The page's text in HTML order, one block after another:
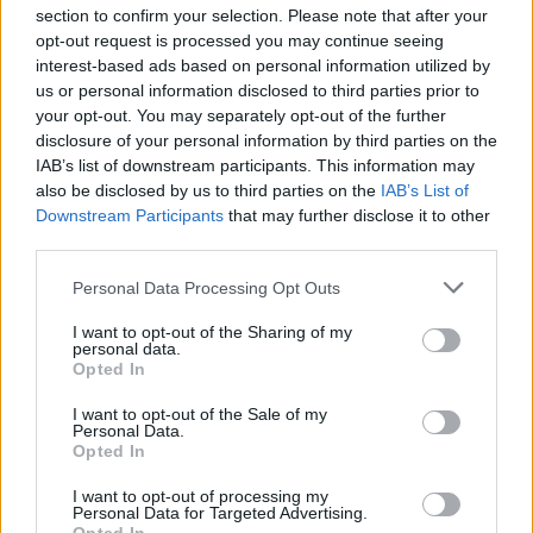
section to confirm your selection. Please note that after your
opt-out request is processed you may continue seeing
interest-based ads based on personal information utilized by
us or personal information disclosed to third parties prior to
your opt-out. You may separately opt-out of the further
disclosure of your personal information by third parties on the
IAB’s list of downstream participants. This information may
also be disclosed by us to third parties on the IAB’s List of
Downstream Participants that may further disclose it to other
Personal Data Processing Opt Outs
I want to opt-out of the Sharing of my
personal data.
Opted In
I want to opt-out of the Sale of my
Personal Data.
Opted In
I want to opt-out of processing my
Personal Data for Targeted Advertising.
kiedy się pojawi?
Riot Games nie ukrywa, żeTFT powstało w 2019 roku
jako szybki eksperyment, „doklejony” naprędce do
silnika i klienta League of Legends. Gra jednak urosła
do takich rozmiarów, że wspólne dzielenie kodu zaczęło
przypominać mieszkanie z dorosłym rodzeństwem w
jednym pokoju – deweloperzy LoL-a musieli uważać, by
ich nowe postacie nie psuły aren w TFT, i na odwrót.
Oficjalne stanowisko Riotu: „Dzięki temu damy więcej
przestrzeni naszym przyjaciołom z League of Legends
na rozwijanie ich własnej technologii, bez martwienia
się o to, jak wpłynie to na systemy w Teamfight
Tactics.”
Kiedy możemy spodziewać się tej rewolucji? Przejście
na nową technologię rozpocznie się wraz z
Setem 18
(który zastąpi kosmiczny Set 17 motywem tętniącej